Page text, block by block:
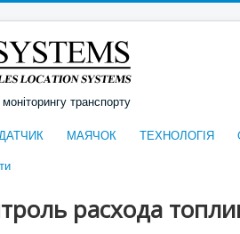
транспорту
МАЯЧОК ТЕХНОЛОГІЯ
расхода